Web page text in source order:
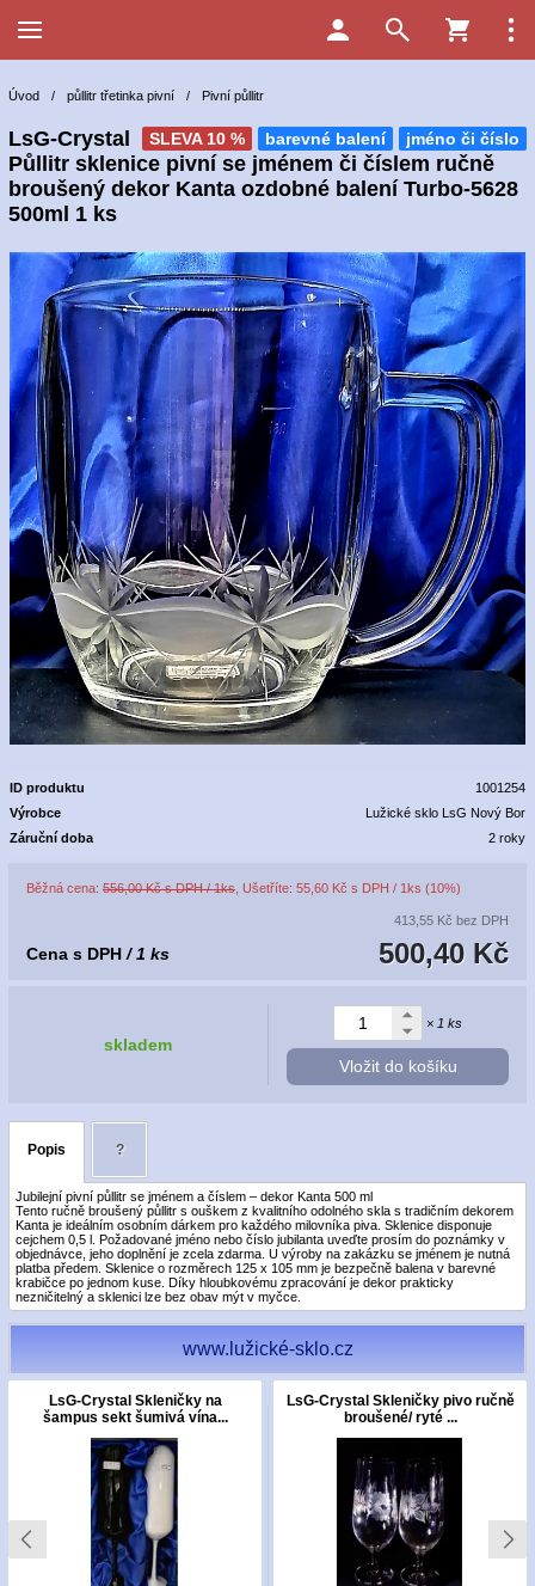
Úvod / půllitr třetinka pivní / Pivní půllitr
jméno či číslo
barevné balení
SLEVA 10 %
LsG-Crystal
Půllitr sklenice pivní se jménem či číslem ručně
broušený dekor Kanta ozdobné balení Turbo-5628
500ml 1 ks
ID produktu
1001254
Výrobce
Lužické sklo LsG Nový Bor
Záruční doba
2 roky
Běžná cena: 556,00 Kč s DPH / 1ks , Ušetříte: 55,60 Kč s DPH / 1ks (10%)
413,55 Kč bez DPH
500,40 Kč
Cena s DPH / 1 ks
skladem
× 1 ks
Vložit do košíku
Popis ?
Jubilejní pivní půllitr se jménem a číslem – dekor Kanta 500 ml
Tento ručně broušený půllitr s ouškem z kvalitního odolného skla s tradičním dekorem
Kanta je ideálním osobním dárkem pro každého milovníka piva. Sklenice disponuje
cejchem 0,5 l. Požadované jméno nebo číslo jubilanta uveďte prosím do poznámky v
objednávce, jeho doplnění je zcela zdarma. U výroby na zakázku se jménem je nutná
platba předem. Sklenice o rozměrech 125 x 105 mm je bezpečně balena v barevné
krabičce po jednom kuse. Díky hloubkovému zpracování je dekor prakticky
nezničitelný a sklenici lze bez obav mýt v myčce.
www.lužické-sklo.cz
LsG-Crystal Skleničky na
šampus sekt šumivá vína...
LsG-Crystal Skleničky pivo ručně
broušené/ ryté ...